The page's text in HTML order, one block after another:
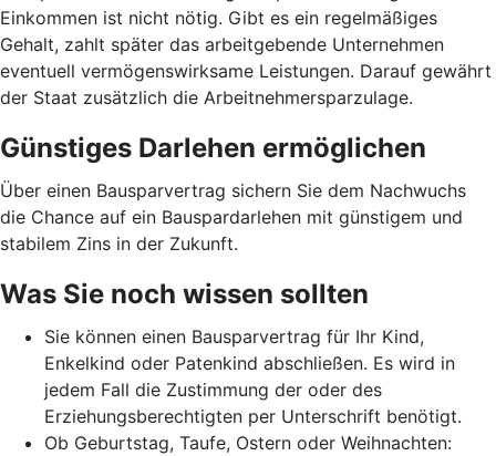
Einkommen ist nicht nötig. Gibt es ein regelmäßiges
Gehalt, zahlt später das arbeitgebende Unternehmen
eventuell vermögenswirksame Leistungen. Darauf gewährt
der Staat zusätzlich die Arbeitnehmer­spar­zulage.
Günstiges Darlehen ermöglichen
Über einen Bausparvertrag sichern Sie dem Nachwuchs
die Chance auf ein Bauspardarlehen mit günstigem und
stabilem Zins in der Zukunft.
Was Sie noch wissen sollten
Sie können einen Bausparvertrag für Ihr Kind,
Enkelkind oder Patenkind abschließen. Es wird in
jedem Fall die Zustimmung der oder des
Erziehungsberechtigten per Unterschrift benötigt.
Ob Geburtstag, Taufe, Ostern oder Weihnachten: